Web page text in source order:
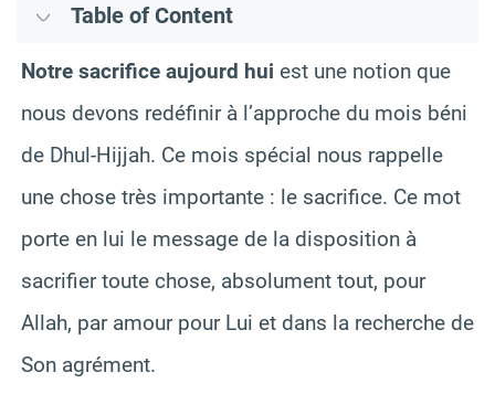
Table of Content
Notre sacrifice aujourd hui est une notion que
nous devons redéfinir à l’approche du mois béni
de Dhul-Hijjah. Ce mois spécial nous rappelle
une chose très importante : le sacrifice. Ce mot
porte en lui le message de la disposition à
sacrifier toute chose, absolument tout, pour
Allah, par amour pour Lui et dans la recherche de
Son agrément.